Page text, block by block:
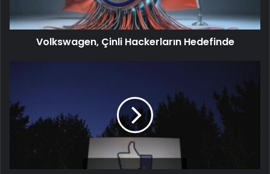
Volkswagen, Çinli Hackerların Hedefinde